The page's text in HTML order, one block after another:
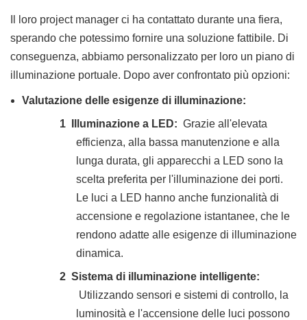
Il loro project manager ci ha contattato durante una fiera,
sperando che potessimo fornire una soluzione fattibile. Di
conseguenza, abbiamo personalizzato per loro un piano di
illuminazione portuale. Dopo aver confrontato più opzioni:
Valutazione delle esigenze di illuminazione:
1
Illuminazione a LED: Grazie all'elevata
efficienza, alla bassa manutenzione e alla
lunga durata, gli apparecchi a LED sono la
scelta preferita per l'illuminazione dei porti.
Le luci a LED hanno anche funzionalità di
accensione e regolazione istantanee, che le
rendono adatte alle esigenze di illuminazione
dinamica.
2 Sistema di illuminazione intelligente:
Utilizzando sensori e sistemi di controllo, la
luminosità e l'accensione delle luci possono